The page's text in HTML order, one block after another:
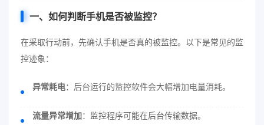
一、如何判断手机是否被监控？
在采取行动前，先确认手机是否真的被监控。以下是常见的监
控迹象：
异常耗电：后台运行的监控软件会大幅增加电量消耗。
流量异常增加：监控程序可能在后台传输数据。